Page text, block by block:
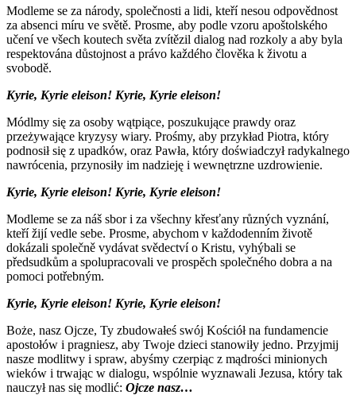
Modleme se za národy, společnosti a lidi, kteří nesou odpovědnost
za absenci míru ve světě. Prosme, aby podle vzoru apoštolského
učení ve všech koutech světa zvítězil dialog nad rozkoly a aby byla
respektována důstojnost a právo každého člověka k životu a
svobodě.
Kyrie, Kyrie eleison! Kyrie, Kyrie eleison!
Módlmy się za osoby wątpiące, poszukujące prawdy oraz
przeżywające kryzysy wiary. Prośmy, aby przykład Piotra, który
podnosił się z upadków, oraz Pawła, który doświadczył radykalnego
nawrócenia, przynosiły im nadzieję i wewnętrzne uzdrowienie.
Kyrie, Kyrie eleison! Kyrie, Kyrie eleison!
Modleme se za náš sbori za všechny křesťany různých vyznání,
kteří žijí vedle sebe. Prosme, abychom v každodenním životě
dokázali společně vydávat svědectví o Kristu, vyhýbali se
předsudkům a spolupracovali ve prospěch společného dobra a na
pomoci potřebným.
Kyrie, Kyrie eleison! Kyrie, Kyrie eleison!
Boże, nasz Ojcze, Ty zbudowałeś swój Kościół na fundamencie
apostołów i pragniesz, aby Twoje dzieci stanowiły jedno. Przyjmij
nasze modlitwy i spraw, abyśmy czerpiąc z mądrości minionych
wieków i trwając w dialogu, wspólnie wyznawali Jezusa, który tak
nauczył nas się modlić: Ojcze nasz…